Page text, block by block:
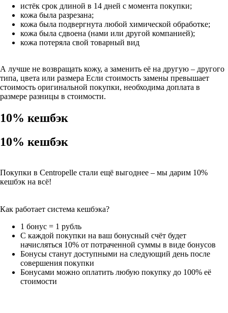
истёк срок длиной в 14 дней с момента покупки;
кожа была разрезана;
кожа была подвергнута любой химической обработке;
кожа была сдвоена (нами или другой компанией);
кожа потеряла свой товарный вид
А лучше не возвращать кожу, а заменить её на другую – другого
типа, цвета или размера Если стоимость замены превышает
стоимость оригинальной покупки, необходима доплата в
размере разницы в стоимости.
10% кешбэк
10% кешбэк
Покупки в Centropelle стали ещё выгоднее – мы дарим 10%
кешбэк на всё!
Как работает система кешбэка?
1 бонус = 1 рубль
С каждой покупки на ваш бонусный счёт будет
начисляться 10% от потраченной суммы в виде бонусов
Бонусы станут доступными на следующий день после
совершения покупки
Бонусами можно оплатить любую покупку до 100% её
стоимости